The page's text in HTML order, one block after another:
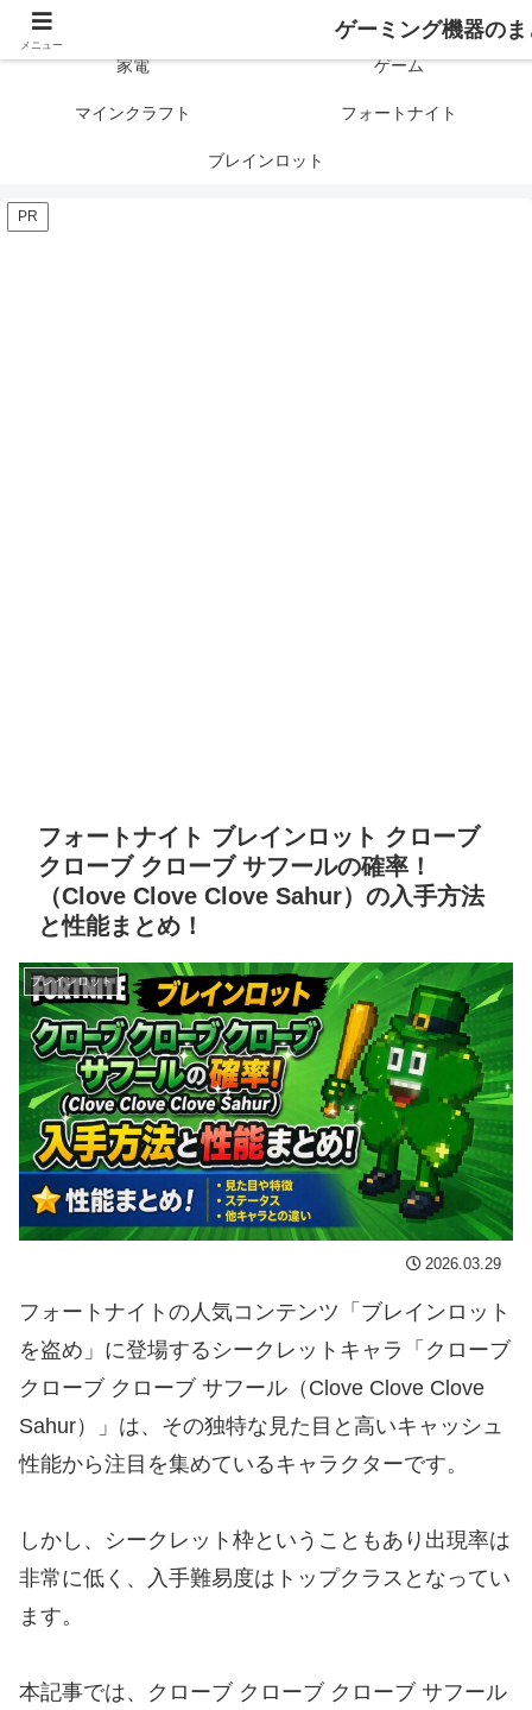
ゲーミング製品の口コミや評判と比較を紹介します！
家電 ゲーム
マインクラフト フォートナイト
ブレインロット
PR
フォートナイト ブレインロット クローブ
クローブ クローブ サフールの確率！
（Clove Clove Clove Sahur）の入手方法
と性能まとめ！
ブレインロット
2026.03.29
フォートナイトの人気コンテンツ「ブレインロット
を盗め」に登場するシークレットキャラ「クローブ
クローブ クローブ サフール（Clove Clove Clove
Sahur）」は、その独特な見た目と高いキャッシュ
性能から注目を集めているキャラクターです。
しかし、シークレット枠ということもあり出現率は
非常に低く、入手難易度はトップクラスとなってい
ます。
本記事では、クローブ クローブ クローブ サフール
メニュー
ゲーミング機器の